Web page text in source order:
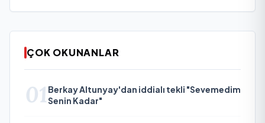
ÇOK OKUNANLAR
01 Berkay Altunyay'dan iddialı tekli "Sevemedim
Senin Kadar"